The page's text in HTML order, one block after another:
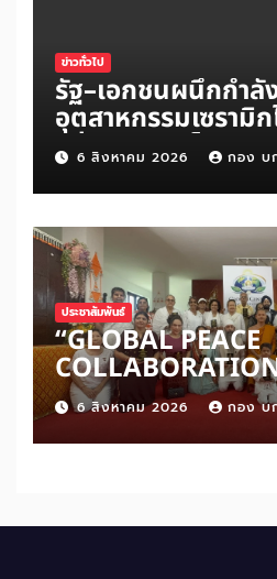
ข่าวทั่วไป
รัฐ–เอกชนผนึกกำลั
อุตสาหกรรมเซรามิ
แข่งขันระดับโลก
6 สิงหาคม 2026 กอง บ
ประชาสัมพันธ์
“GLOBAL PEACE
2026” เปิดเวทีเชิด
สันติภาพโลก ดันแน
เริ่มต้นจากหัวใจมนุ
6 สิงหาคม 2026 กอง บ